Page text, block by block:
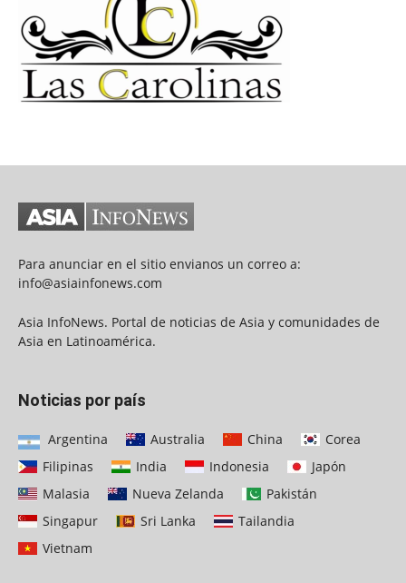
Para anunciar en el sitio envianos un correo a:
info@asiainfonews.com
Asia InfoNews. Portal de noticias de Asia y comunidades de
Asia en Latinoamérica.
Noticias por país
Argentina Australia China
Corea
Filipinas
India Indonesia
Japón
Malasia
Nueva Zelanda
Pakistán
Singapur
Sri Lanka
Tailandia
Vietnam